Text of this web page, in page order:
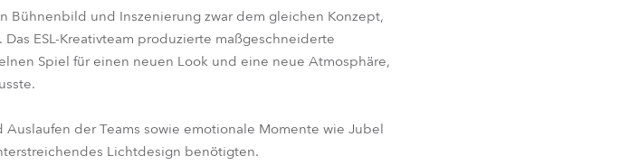
Bühnenbild und Inszenierung zwar dem gleichen Konzept,
ESL-Kreativteam produzierte maßgeschneiderte
Spiel für einen neuen Look und eine neue Atmosphäre,
der Teams sowie emotionale Momente wie Jubel
Lichtdesign benötigten.